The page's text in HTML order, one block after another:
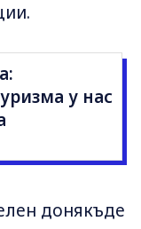
у нас
донякъде